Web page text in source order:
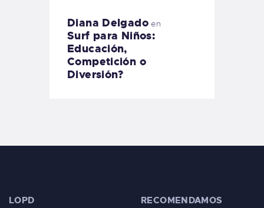
Diana Delgadoen
Surf para Niños:
Educación,
Competición o
Diversión?
LOPD RECOMENDAMOS